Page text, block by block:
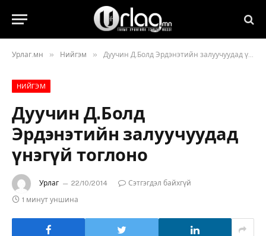
Урлаг.мн » Нийгэм » Дуучин Д.Болд Эрдэнэтийн залуучуудад үнэгүй тоглоно
НИЙГЭМ
Дуучин Д.Болд
Эрдэнэтийн залуучуудад
үнэгүй тоглоно
Урлаг 22/10/2014
Сэтгэгдэл байхгүй
1 минут уншина